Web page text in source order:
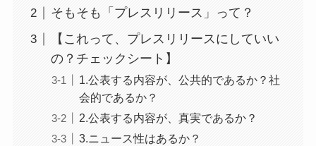
そもそも「プレスリリース」って？
【これって、プレスリリースにしていい
の？チェックシート】
1.公表する内容が、公共的であるか？社
会的であるか？
2.公表する内容が、真実であるか？
3.ニュース性はあるか？